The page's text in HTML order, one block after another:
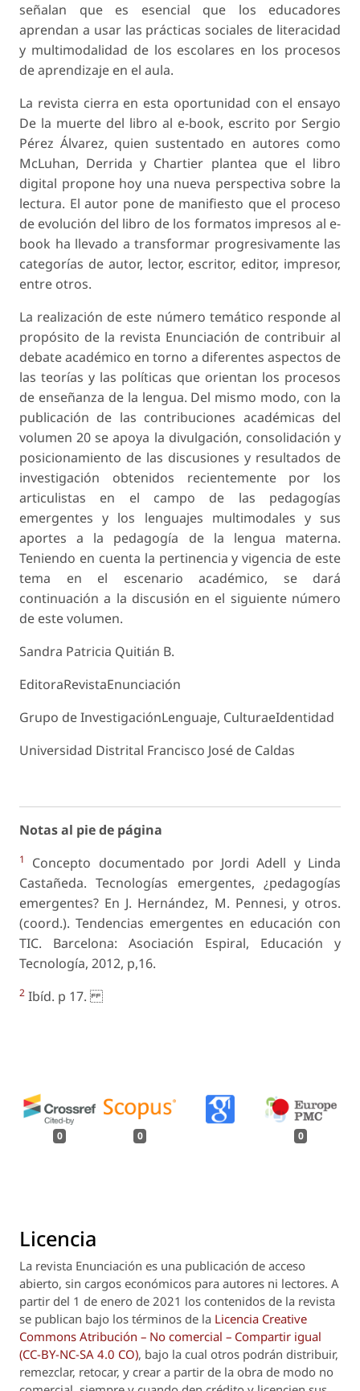
señalan que es esencial que los educadores
aprendan a usar las prácticas sociales de literacidad
y multimodalidad de los escolares en los procesos
de aprendizaje en el aula.
La revista cierra en esta oportunidad con el ensayo
De la muerte del libro al e-book, escrito por Sergio
Pérez Álvarez, quien sustentado en autores como
McLuhan, Derrida y Chartier plantea que el libro
digital propone hoy una nueva perspectiva sobre la
lectura. El autor pone de manifiesto que el proceso
de evolución del libro de los formatos impresos al e-
book ha llevado a transformar progresivamente las
categorías de autor, lector, escritor, editor, impresor,
entre otros.
La realización de este número temático responde al
propósito de la revista Enunciación de contribuir al
debate académico en torno a diferentes aspectos de
las teorías y las políticas que orientan los procesos
de enseñanza de la lengua. Del mismo modo, con la
publicación de las contribuciones académicas del
volumen 20 se apoya la divulgación, consolidación y
posicionamiento de las discusiones y resultados de
investigación obtenidos recientemente por los
articulistas en el campo de las pedagogías
emergentes y los lenguajes multimodales y sus
aportes a la pedagogía de la lengua materna.
Teniendo en cuenta la pertinencia y vigencia de este
tema en el escenario académico, se dará
continuación a la discusión en el siguiente número
de este volumen.
Sandra Patricia Quitián B.
EditoraRevistaEnunciación
Grupo de InvestigaciónLenguaje, CulturaeIdentidad
Universidad Distrital Francisco José de Caldas
Notas al pie de página
1
Concepto documentado por Jordi Adell y Linda
Castañeda. Tecnologías emergentes, ¿pedagogías
emergentes? En J. Hernández, M. Pennesi, y otros.
(coord.). Tendencias emergentes en educación con
TIC. Barcelona: Asociación Espiral, Educación y
Tecnología, 2012, p,16.
2 Ibíd. p 17.
0 0 0
Licencia
La revista Enunciación es una publicación de acceso
abierto, sin cargos económicos para autores ni lectores. A
partir del 1 de enero de 2021 los contenidos de la revista
se publican bajo los términos de la Licencia Creative
Commons Atribución – No comercial – Compartir igual
(CC-BY-NC-SA 4.0 CO), bajo la cual otros podrán distribuir,
remezclar, retocar, y crear a partir de la obra de modo no